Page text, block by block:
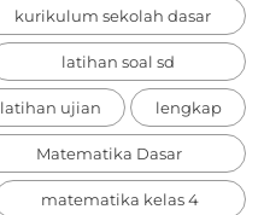
kurikulum sekolah dasar
latihan soal sd
latihan ujian lengkap
Matematika Dasar
matematika kelas 4